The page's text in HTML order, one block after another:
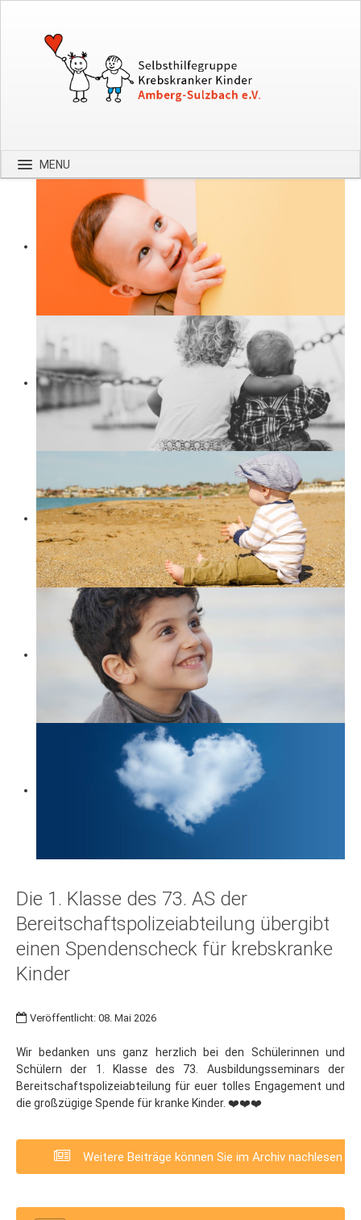
MENU
Spenden
Suchen
Die 1. Klasse des 73. AS der
Bereitschaftspolizeiabteilung übergibt
einen Spendenscheck für krebskranke
Kinder
Veröffentlicht: 08. Mai 2026
Wir bedanken uns ganz herzlich bei den Schülerinnen und
Schülern der 1. Klasse des 73. Ausbildungsseminars der
Bereitschaftspolizeiabteilung für euer tolles Engagement und
die großzügige Spende für kranke Kinder. ❤️❤️❤️
Weitere Beiträge können Sie im Archiv nachlesen